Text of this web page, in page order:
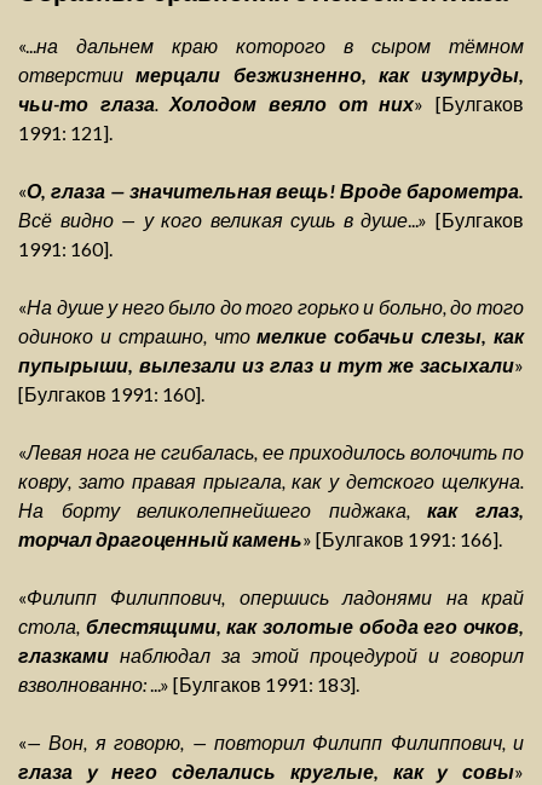
«...на дальнем краю которого в сыром тёмном
отверстиимерцали безжизненно, как изумруды,
чьи-то глаза.Холодом веяло от них» [Булгаков
1991: 121].
«О, глаза — значительная вещь! Вроде барометра.
Всё видно — у кого великая сушь в душе...» [Булгаков
1991: 160].
«На душе у него было до того горько и больно, до того
одиноко и страшно, чтомелкие собачьи слезы, как
пупырыши, вылезали из глаз и тут же засыхали»
[Булгаков 1991: 160].
«Левая нога не сгибалась, ее приходилось волочить по
ковру, зато правая прыгала, как у детского щелкуна.
На борту великолепнейшего пиджака,как глаз,
торчал драгоценный камень» [Булгаков 1991: 166].
«Филипп Филиппович, опершись ладонями на край
стола, блестящими, как золотые обода его очков,
глазками наблюдал за этой процедурой и говорил
взволнованно:...» [Булгаков 1991: 183].
«— Вон, я говорю, — повторил Филипп Филиппович, и
глаза у него сделались круглые, как у совы»